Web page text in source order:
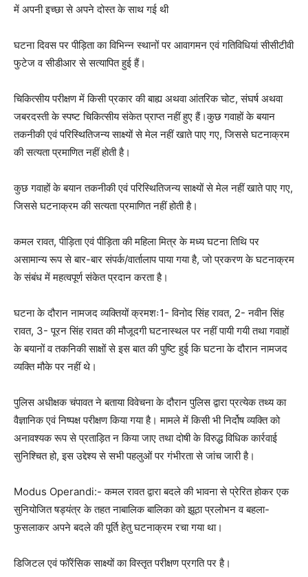
में अपनी इच्छा से अपने दोस्त के साथ गई थी
घटना दिवस पर पीड़िता का विभिन्न स्थानों पर आवागमन एवं गतिविधियां सीसीटीवी
फुटेज व सीडीआर से सत्यापित हुई हैं।
चिकित्सीय परीक्षण में किसी प्रकार की बाह्य अथवा आंतरिक चोट, संघर्ष अथवा
जबरदस्ती के स्पष्ट चिकित्सीय संकेत प्राप्त नहीं हुए हैं।कुछ गवाहों के बयान
तकनीकी एवं परिस्थितिजन्य साक्ष्यों से मेल नहीं खाते पाए गए, जिससे घटनाक्रम
की सत्यता प्रमाणित नहीं होती है।
कुछ गवाहों के बयान तकनीकी एवं परिस्थितिजन्य साक्ष्यों से मेल नहीं खाते पाए गए,
जिससे घटनाक्रम की सत्यता प्रमाणित नहीं होती है।
कमल रावत, पीड़िता एवं पीड़िता की महिला मित्र के मध्य घटना तिथि पर
असामान्य रूप से बार-बार संपर्क/वार्तालाप पाया गया है, जो प्रकरण के घटनाक्रम
के संबंध में महत्वपूर्ण संकेत प्रदान करता है।
घटना के दौरान नामजद व्यक्तियों क्रमशः1- विनोद सिंह रावत, 2- नवीन सिंह
रावत, 3- पूरन सिंह रावत की मौजूदगी घटनास्थल पर नहीं पायी गयी तथा गवाहों
के बयानों व तकनिकी साक्षों से इस बात की पुष्टि हुई कि घटना के दौरान नामजद
व्यक्ति मौके पर नहीं थे।
पुलिस अधीक्षक चंपावत ने बताया विवेचना के दौरान पुलिस द्वारा प्रत्येक तथ्य का
वैज्ञानिक एवं निष्पक्ष परीक्षण किया गया है। मामले में किसी भी निर्दोष व्यक्ति को
अनावश्यक रूप से प्रताड़ित न किया जाए तथा दोषी के विरुद्ध विधिक कार्रवाई
सुनिश्चित हो, इस उद्देश्य से सभी पहलुओं पर गंभीरता से जांच जारी है।
Modus Operandi:- कमल रावत द्वारा बदले की भावना से प्रेरित होकर एक
सुनियोजित षड्यंत्र के तहत नाबालिक बालिका को झूठा प्रलोभन व बहला-
फुसलाकर अपने बदले की पूर्ति हेतु घटनाक्रम रचा गया था।
डिजिटल एवं फॉरेंसिक साक्ष्यों का विस्तृत परीक्षण प्रगति पर है।